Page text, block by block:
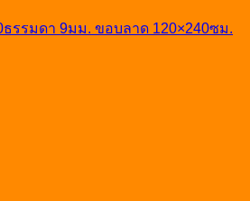
รรมดา 9มม. ขอบลาด 120×240ซม.